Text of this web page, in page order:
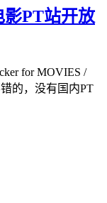
影PT站开放
for MOVIES /
的，没有国内PT